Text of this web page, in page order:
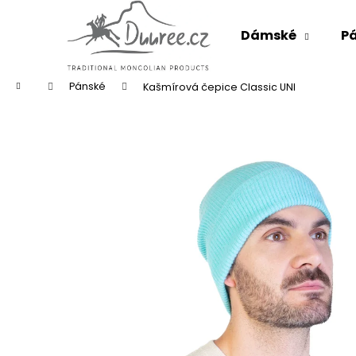
Dámské
Domů Pánské Kašmírová čepice Classic UNI
Zpět
obchodu
Zpět
obchodu